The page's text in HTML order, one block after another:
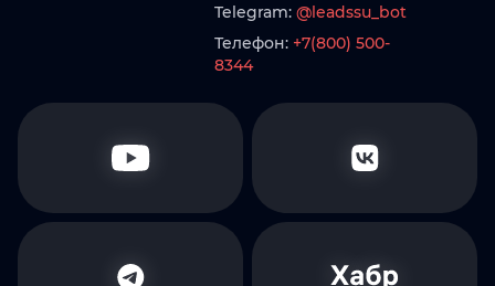
Telegram: @leadssu_bot
Телефон: +7(800) 500-
8344